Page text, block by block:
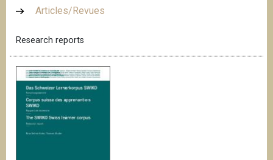
Articles/Revues
Research reports